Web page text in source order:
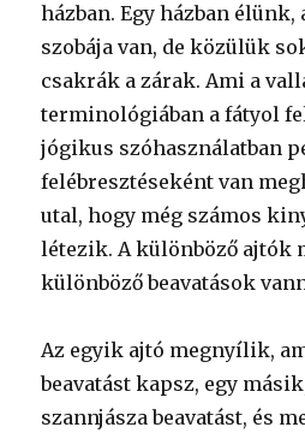
házban. Egy házban
szobája van, de közülük
csakrák a zárak. Ami a
terminológiában a fátyol
jógikus szóhasználatban
felébresztéseként van
utal, hogy még számos
létezik. A különböző ajtók
különböző beavatások
Az egyik ajtó megnyílik,
beavatást kapsz, egy
szannjásza beavatást, és